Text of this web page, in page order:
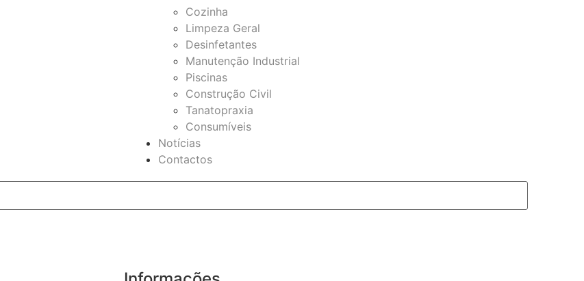
Cozinha
Limpeza Geral
Desinfetantes
Manutenção Industrial
Piscinas
Construção Civil
Tanatopraxia
Consumíveis
Notícias
Contactos